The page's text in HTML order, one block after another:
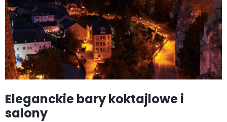
Eleganckie bary koktajlowe i
salony